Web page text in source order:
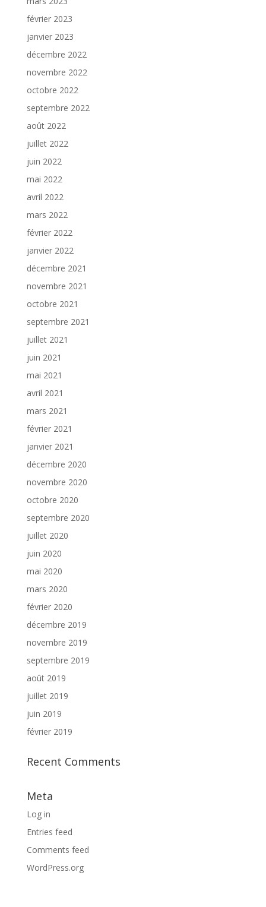
février 2023
janvier 2023
décembre 2022
novembre 2022
octobre 2022
septembre 2022
août 2022
juillet 2022
juin 2022
mai 2022
avril 2022
mars 2022
février 2022
janvier 2022
décembre 2021
novembre 2021
octobre 2021
septembre 2021
juillet 2021
juin 2021
mai 2021
avril 2021
mars 2021
février 2021
janvier 2021
décembre 2020
novembre 2020
octobre 2020
septembre 2020
juillet 2020
juin 2020
mai 2020
mars 2020
février 2020
décembre 2019
novembre 2019
septembre 2019
août 2019
juillet 2019
juin 2019
février 2019
Recent Comments
Meta
Log in
Entries feed
Comments feed
WordPress.org